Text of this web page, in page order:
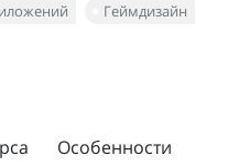
Геймдизайн
Особенности